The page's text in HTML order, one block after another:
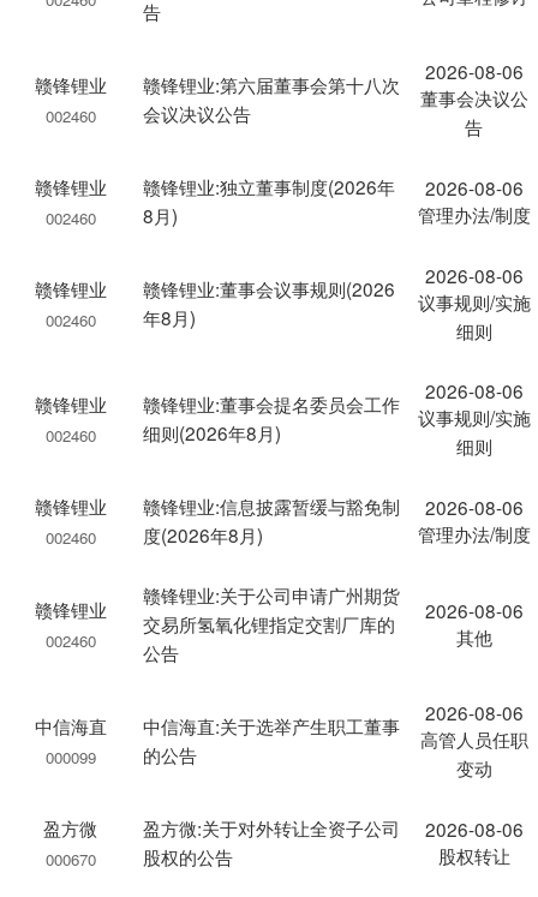
告
赣锋锂业
002460
赣锋锂业:第六届董事会第十八次
会议决议公告
2026-08-06
董事会决议公
告
赣锋锂业
002460
赣锋锂业:独立董事制度(2026年
8月)
2026-08-06
管理办法/制度
赣锋锂业
002460
赣锋锂业:董事会议事规则(2026
年8月)
2026-08-06
议事规则/实施
细则
赣锋锂业
002460
赣锋锂业:董事会提名委员会工作
细则(2026年8月)
2026-08-06
议事规则/实施
细则
赣锋锂业
002460
赣锋锂业:信息披露暂缓与豁免制
度(2026年8月)
2026-08-06
管理办法/制度
赣锋锂业
002460
赣锋锂业:关于公司申请广州期货
交易所氢氧化锂指定交割厂库的
公告
2026-08-06
其他
中信海直
000099
中信海直:关于选举产生职工董事
的公告
2026-08-06
高管人员任职
变动
盈方微
000670
盈方微:关于对外转让全资子公司
股权的公告
2026-08-06
股权转让